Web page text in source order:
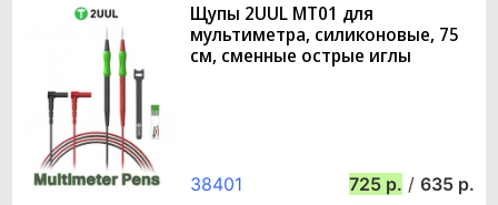
Щупы 2UUL MT01 для
мультиметра, силиконовые, 75
см, сменные острые иглы
38401 725 / 635